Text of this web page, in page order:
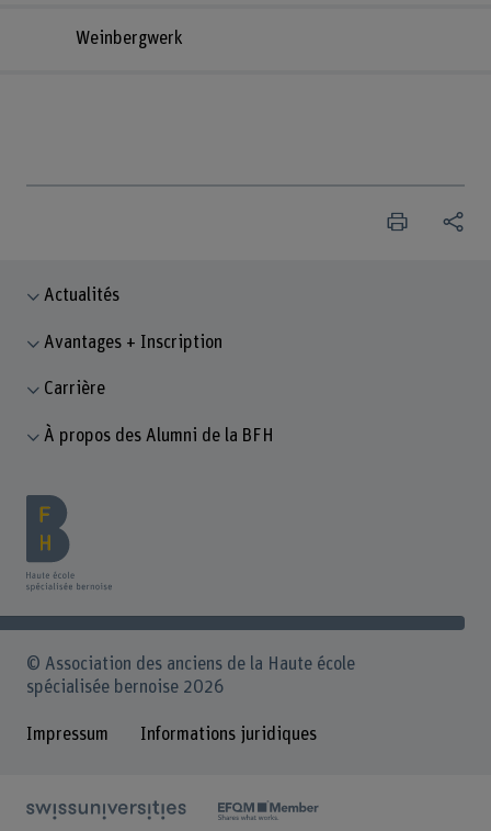
Weinbergwerk
Actualités
Avantages + Inscription
Carrière
À propos des Alumni de la BFH
© Association des anciens de la Haute école
spécialisée bernoise 2026
Impressum Informations juridiques